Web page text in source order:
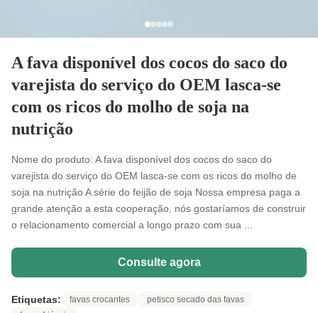
A fava disponível dos cocos do saco do
varejista do serviço do OEM lasca-se
com os ricos do molho de soja na
nutrição
Nome do produto: A fava disponível dos cocos do saco do
varejista do serviço do OEM lasca-se com os ricos do molho de
soja na nutrição A série do feijão de soja Nossa empresa paga a
grande atenção a esta cooperação, nós gostaríamos de construir
o relacionamento comercial a longo prazo com sua ...
Consulte agora
Etiquetas: favas crocantes
petisco secado das favas